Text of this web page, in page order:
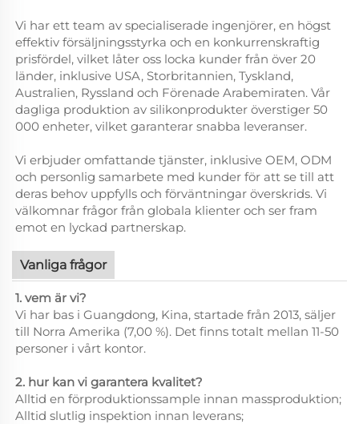
Vi har ett team av specialiserade ingenjörer, en högst
effektiv försäljningsstyrka och en konkurrenskraftig
prisfördel, vilket låter oss locka kunder från över 20
länder, inklusive USA, Storbritannien, Tyskland,
Australien, Ryssland och Förenade Arabemiraten. Vår
dagliga produktion av silikonprodukter överstiger 50
000 enheter, vilket garanterar snabba leveranser.
Vi erbjuder omfattande tjänster, inklusive OEM, ODM
och personlig samarbete med kunder för att se till att
deras behov uppfylls och förväntningar överskrids. Vi
välkomnar frågor från globala klienter och ser fram
emot en lyckad partnerskap.
Vanliga frågor
1. vem är vi?
Vi har bas i Guangdong, Kina, startade från 2013, säljer
till Norra Amerika (7,00 %). Det finns totalt mellan 11-50
personer i vårt kontor.
2. hur kan vi garantera kvalitet?
Alltid en förproduktionssample innan massproduktion;
Alltid slutlig inspektion innan leverans;